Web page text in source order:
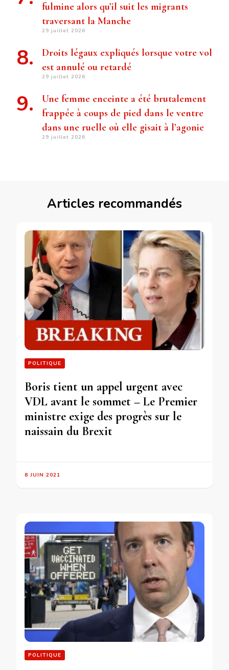
fulmine alors qu’il suit les migrants
traversant la Manche
29 juillet 2026
Droits légaux expliqués lorsque votre vol
est annulé ou retardé
29 juillet 2026
Une femme enceinte a été brutalement
frappée à coups de pied dans le ventre
dans une ruelle où elle gisait à l’agonie
29 juillet 2026
Articles recommandés
POLITIQUE
Boris tient un appel urgent avec
VDL avant le sommet – Le Premier
ministre exige des progrès sur le
naissain du Brexit
8 JUIN 2021
POLITIQUE